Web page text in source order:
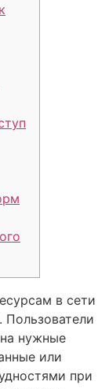
в сети
Пользователи
нужные
или
при